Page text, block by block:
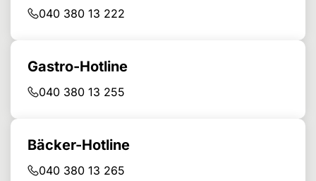
040 380 13 222
Gastro-Hotline
040 380 13 255
Bäcker-Hotline
040 380 13 265